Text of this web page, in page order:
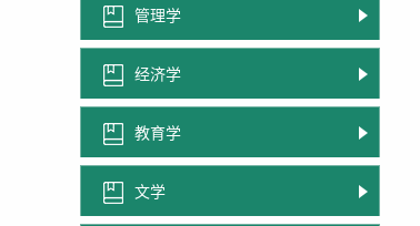
管理学
经济学
教育学
文学